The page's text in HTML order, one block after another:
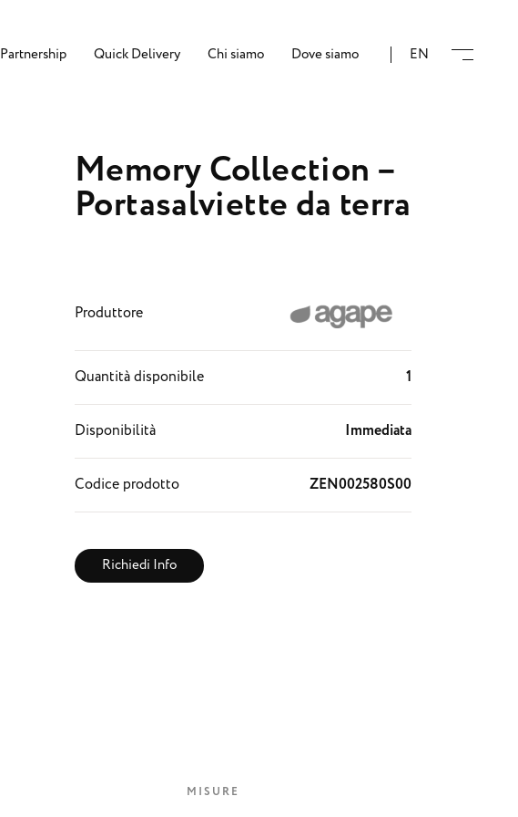
Partnership Quick Delivery Chi siamo Dove siamo EN
Memory Collection –
Portasalviette da terra
Produttore
Quantità disponibile 1
Disponibilità Immediata
Codice prodotto ZEN002580S00
Richiedi Info
MISURE